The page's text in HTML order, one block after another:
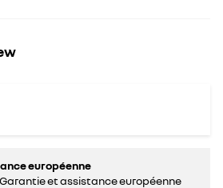
européenne
Garantie et assistance européenne